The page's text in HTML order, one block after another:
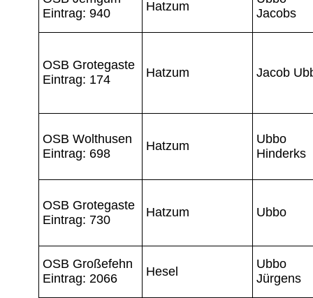
Eintrag: 940
Hatzum
Jacobs
OSB Grotegaste
Eintrag: 174
Hatzum Jacob
OSB Wolthusen
Eintrag: 698
Hatzum
Ubbo
Hinderks
OSB Grotegaste
Eintrag: 730
Hatzum Ubbo
OSB Großefehn
Eintrag: 2066
Hesel
Ubbo
Jürgens